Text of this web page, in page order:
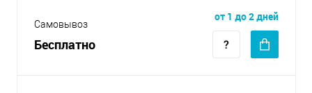
Самовывоз
Бесплатно
от 1 до 2 дней